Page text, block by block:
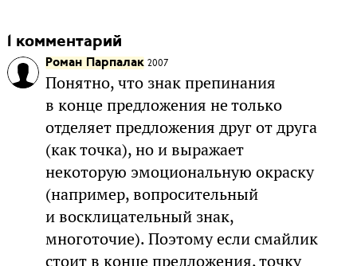
1 комментарий
Роман Парпалак 2007
Понятно, что знак препинания
в конце предложения не только
отделяет предложения друг от друга
(как точка), но и выражает
некоторую эмоциональную окраску
(например, вопросительный
и восклицательный знак,
многоточие). Поэтому если смайлик
стоит в конце предложения, точку